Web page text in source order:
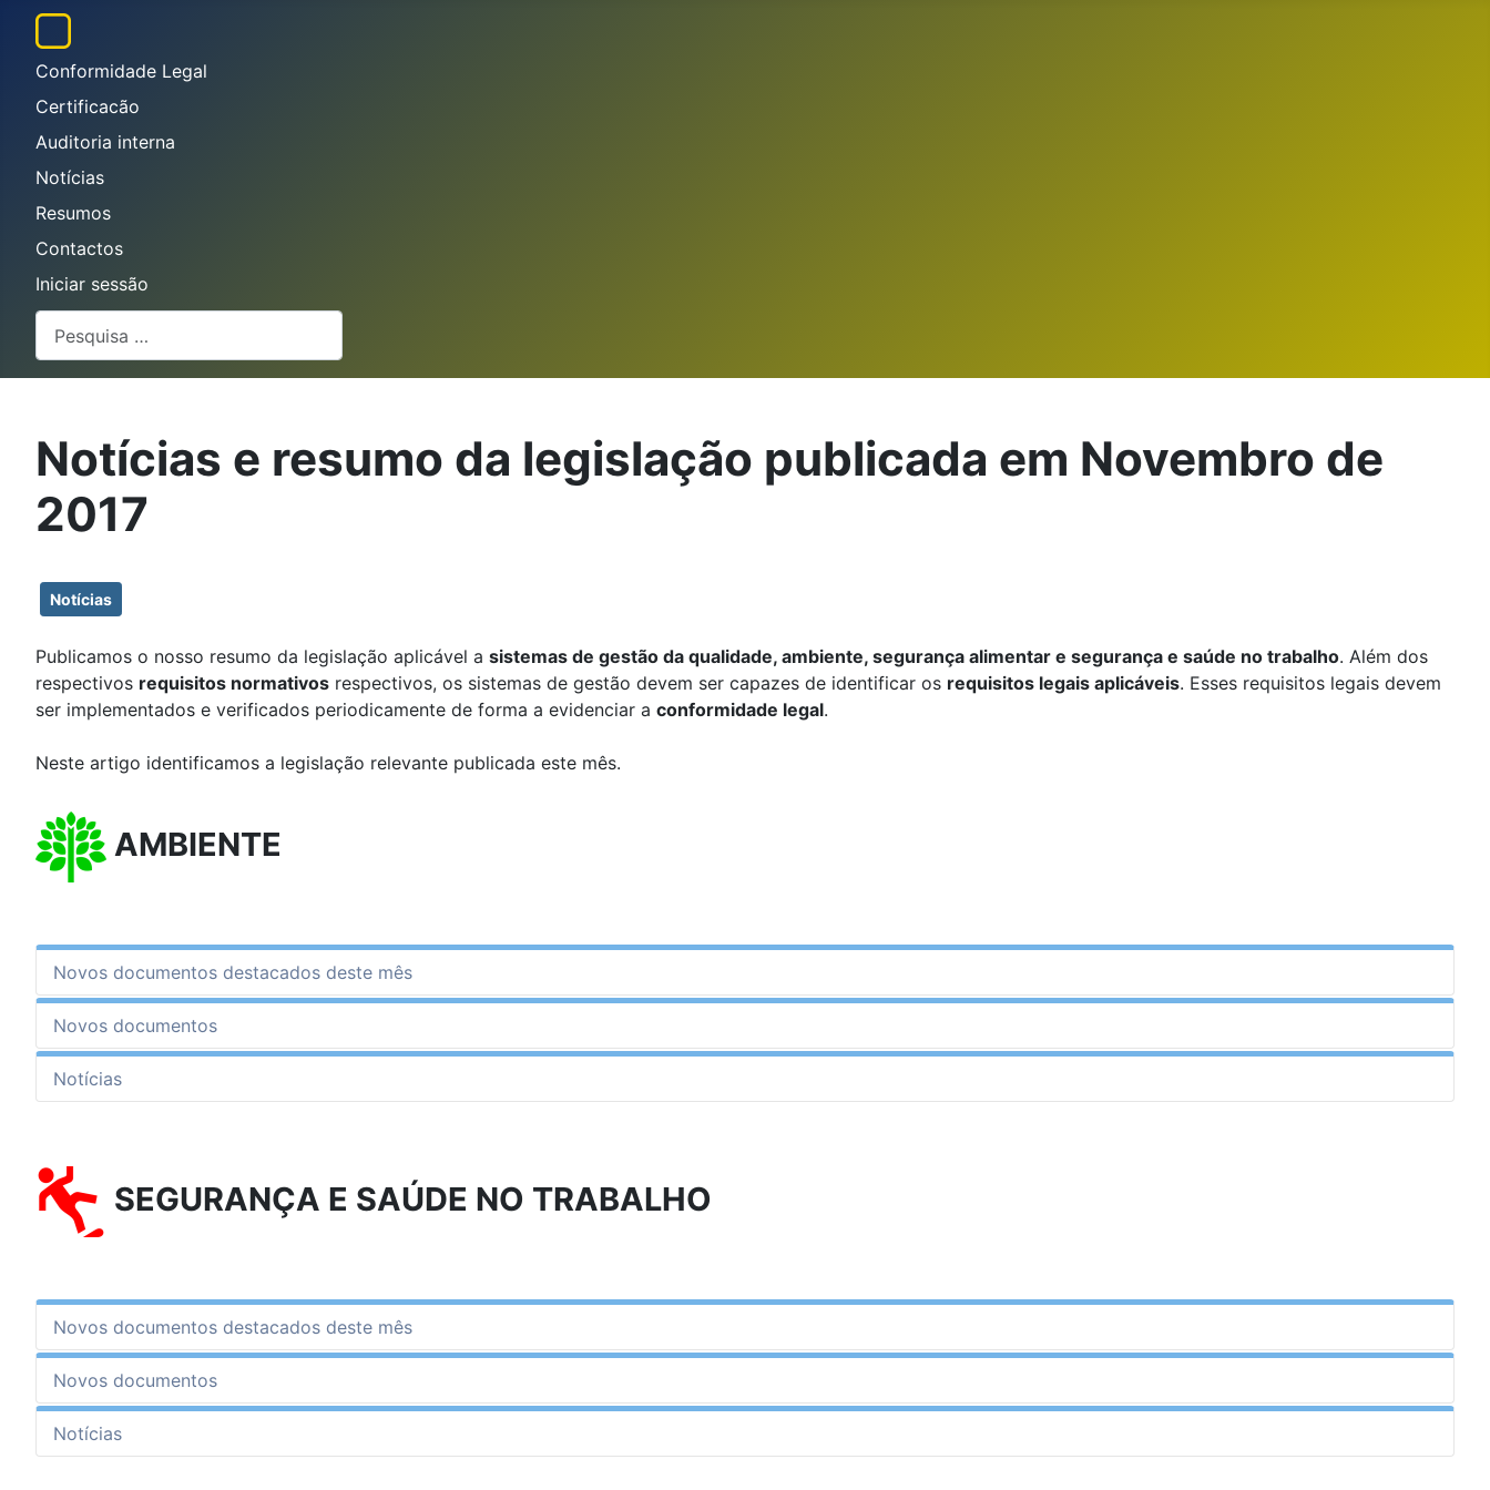
Conformidade Legal
Certificacão
Auditoria interna
Notícias
Resumos
Contactos
Iniciar sessão
Notícias e resumo da legislação publicada em Novembro de
2017
Notícias
Publicamos o nosso resumo da legislação aplicável a sistemas de gestão da qualidade, ambiente, segurança alimentar e segurança e saúde no trabalho. Além dos
respectivos requisitos normativos respectivos, os sistemas de gestão devem ser capazes de identificar os requisitos legais aplicáveis. Esses requisitos legais devem
ser implementados e verificados periodicamente de forma a evidenciar a conformidade legal.
Neste artigo identificamos a legislação relevante publicada este mês.
AMBIENTE
Novos documentos destacados deste mês
Novos documentos
Notícias
SEGURANÇA E SAÚDE NO TRABALHO
Novos documentos destacados deste mês
Novos documentos
Notícias